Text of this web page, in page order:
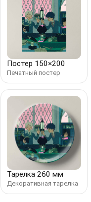
Постер 150×200
Печатный постер
Тарелка 260 мм
Декоративная тарелка